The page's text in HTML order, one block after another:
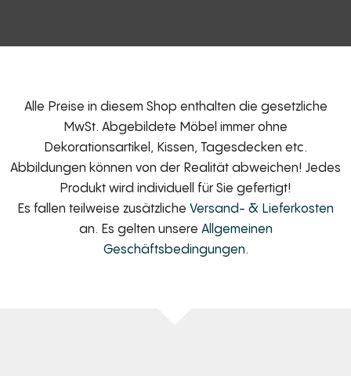
Alle Preise in diesem Shop enthalten die gesetzliche
MwSt. Abgebildete Möbel immer ohne
Dekorationsartikel, Kissen, Tagesdecken etc.
Abbildungen können von der Realität abweichen! Jedes
Produkt wird individuell für Sie gefertigt!
Es fallen teilweise zusätzliche Versand- & Lieferkosten
an. Es gelten unsere Allgemeinen
Geschäftsbedingungen.